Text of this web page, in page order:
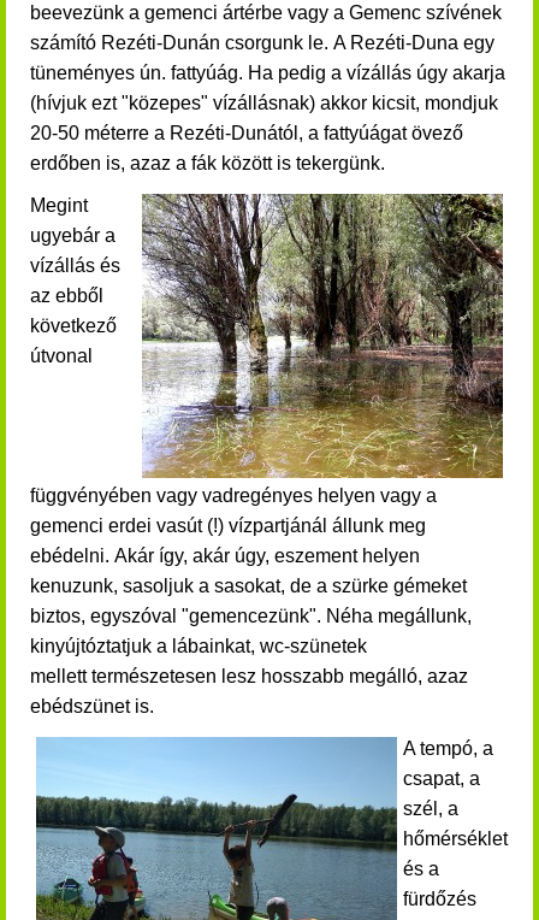
beevezünk a gemenci ártérbe vagy a Gemenc szívének
számító Rezéti-Dunán csorgunk le. A Rezéti-Duna egy
tüneményes ún. fattyúág. Ha pedig a vízállás úgy akarja
(hívjuk ezt "közepes" vízállásnak) akkor kicsit, mondjuk
20-50 méterre a Rezéti-Dunától, a fattyúágat övező
erdőben is, azaz a fák között is tekergünk.
Megint
ugyebár a
vízállás és
az ebből
következő
útvonal
függvényében vagy vadregényes helyen vagy a
gemenci erdei vasút (!) vízpartjánál állunk meg
ebédelni. Akár így, akár úgy, eszement helyen
kenuzunk, sasoljuk a sasokat, de a szürke gémeket
biztos, egyszóval "gemencezünk". Néha megállunk,
kinyújtóztatjuk a lábainkat, wc-szünetek
mellett természetesen lesz hosszabb megálló, azaz
ebédszünet is.
A tempó, a
csapat, a
szél, a
hőmérséklet
és a
fürdőzés